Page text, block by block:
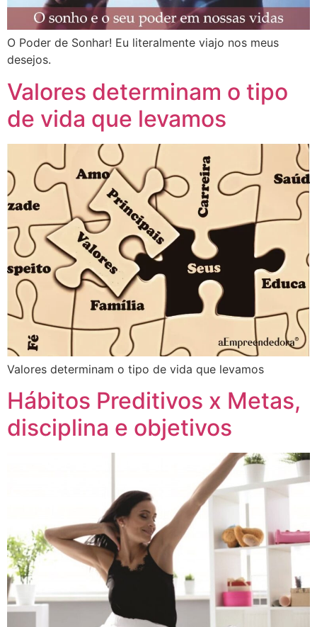
O Poder de Sonhar! Eu literalmente viajo nos meus
desejos.
Valores determinam o tipo
de vida que levamos
Valores determinam o tipo de vida que levamos
Hábitos Preditivos x Metas,
disciplina e objetivos